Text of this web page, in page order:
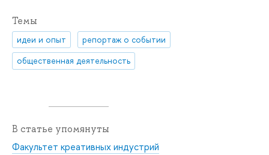
Темы
идеи и опыт
репортаж о событии
общественная деятельность
В статье упомянуты
Факультет креативных индустрий